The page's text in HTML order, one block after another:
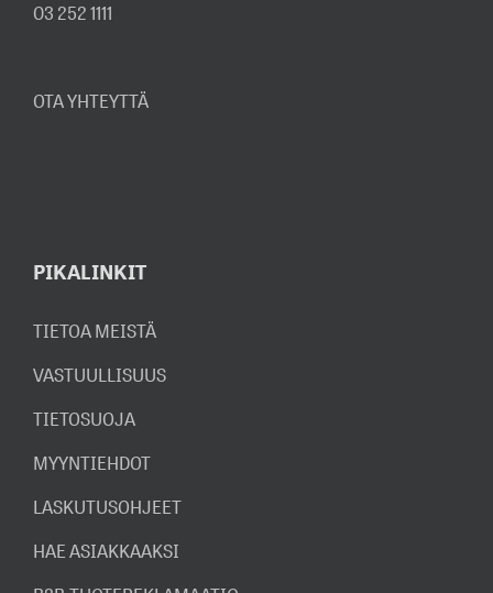
03 252 1111
OTA YHTEYTTÄ
PIKALINKIT
TIETOA MEISTÄ
VASTUULLISUUS
TIETOSUOJA
MYYNTIEHDOT
LASKUTUSOHJEET
HAE ASIAKKAAKSI